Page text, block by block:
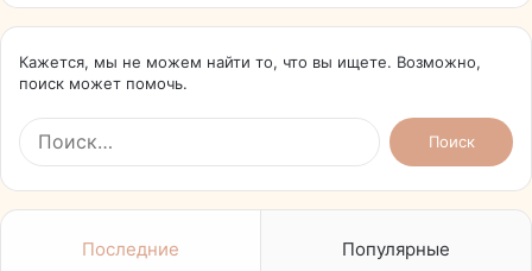
Кажется, мы не можем найти то, что вы ищете. Возможно,
поиск может помочь.
Найти:
Последние Популярные